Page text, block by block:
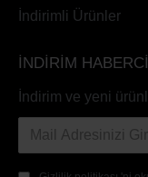
İndirimli Ürünler
İNDİRİM
İndirim ve yeni